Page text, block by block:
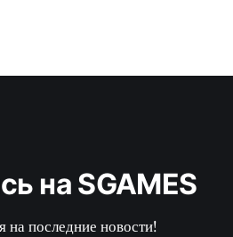
на SGAMES
на последние новости!